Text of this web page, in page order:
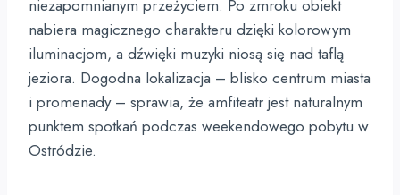
niezapomnianym przeżyciem. Po zmroku obiekt
nabiera magicznego charakteru dzięki kolorowym
iluminacjom, a dźwięki muzyki niosą się nad taflą
jeziora. Dogodna lokalizacja – blisko centrum miasta
i promenady – sprawia, że amfiteatr jest naturalnym
punktem spotkań podczas weekendowego pobytu w
Ostródzie.